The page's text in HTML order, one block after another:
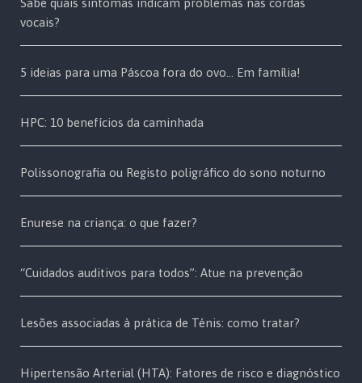
vocais?
5 ideias para uma Páscoa fora do ovo… Em família!
HPC: 10 benefícios da caminhada
Polissonografia ou Registo poligráfico do sono noturno
Enurese na criança: o que fazer?
“Cuidados auditivos para todos”: Atue na prevenção
Lesões associadas à prática de Ténis: como tratar?
Hipertensão Arterial (HTA): Fatores de risco e diagnóstico